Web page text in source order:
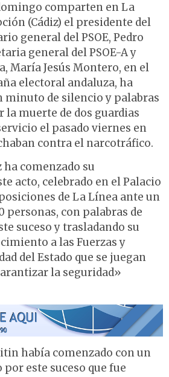
comparten en La
(Cádiz) el presidente del
general del PSOE, Pedro
general del PSOE-A y
María Jesús Montero, en el
electoral andaluza, ha
minuto de silencio y palabras
la muerte de dos guardias
el pasado viernes en
contra el narcotráfico.
ha comenzado su
acto, celebrado en el Palacio
de La Línea ante un
personas, con palabras de
suceso y trasladando su
a las Fuerzas y
del Estado que se juegan
la seguridad»
había comenzado con un
este suceso que fue